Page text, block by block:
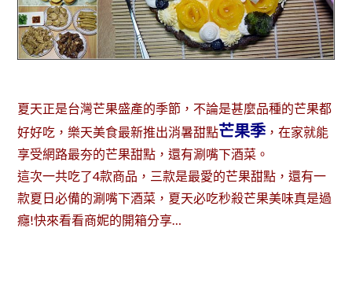
夏天正是台灣芒果盛產的季節，不論是甚麼品種的芒果都
好好吃，樂天美食最新推出消暑甜點芒果季 ，在家就能
享受網路最夯的芒果甜點，還有涮嘴下酒菜。
這次一共吃了4款商品，三款是最愛的芒果甜點，還有一
款夏日必備的涮嘴下酒菜，夏天必吃秒殺芒果美味真是過
癮!快來看看商妮的開箱分享…